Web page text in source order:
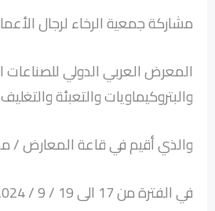
مشاركة جمعية الرخاء لرجال
المعرض العربي الدولي للصناعات
والبتروكيماويات والتعبئة والتغليف
والذي أقيم في قاعة المعارض /
في الفترة من 17 الى 19 / 9 / 2024